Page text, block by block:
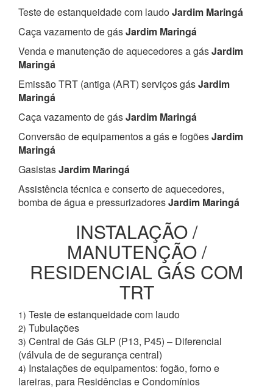
Teste de estanqueidade com laudoJardim Maringá
Caça vazamento de gásJardim Maringá
Venda e manutenção de aquecedores a gásJardim
Maringá
Emissão TRT (antiga (ART) serviços gásJardim
Maringá
Caça vazamento de gásJardim Maringá
Conversão de equipamentos a gás e fogõesJardim
Maringá
GasistasJardim Maringá
Assistência técnica e conserto de aquecedores,
bomba de água e pressurizadoresJardim Maringá
INSTALAÇÃO /
MANUTENÇÃO /
RESIDENCIAL GÁS COM
TRT
1) Teste de estanqueidade com laudo
2) Tubulações
3) Central de Gás GLP (P13, P45) – Diferencial
(válvula de de segurança central)
4) Instalações de equipamentos: fogão, forno e
lareiras, para Residências e Condomínios